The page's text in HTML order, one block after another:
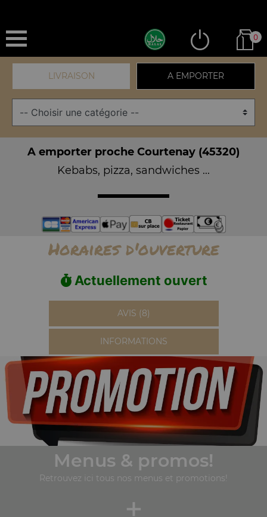
0
LIVRAISON A EMPORTER
A emporter proche Courtenay (45320)
Kebabs, pizza, sandwiches ...
Horaires d'ouverture
Actuellement ouvert
AVIS (8)
INFORMATIONS
Menus & promos!
Retrouvez ici tous nos menus et promotions!
+